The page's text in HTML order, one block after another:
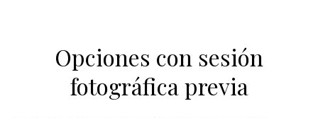
Opciones con sesión
fotográfica previa